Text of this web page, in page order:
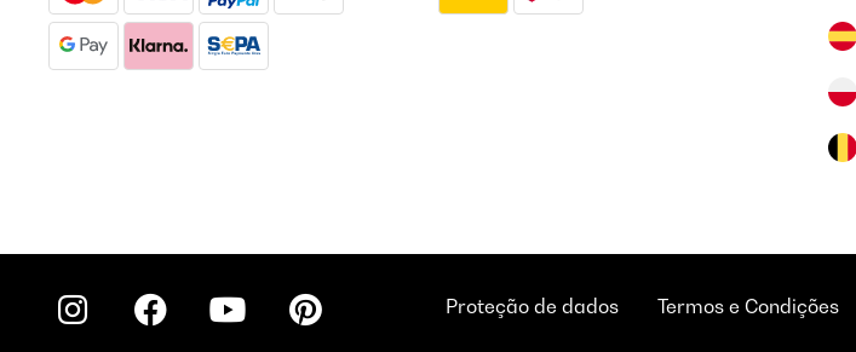
Proteção de dados Termos e Condições